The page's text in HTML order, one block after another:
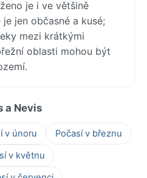
je i ve většině
jen občasné a kusé;
mezi krátkými
oblasti mohou být
a Nevis
v únoru
Počasí v březnu
v květnu